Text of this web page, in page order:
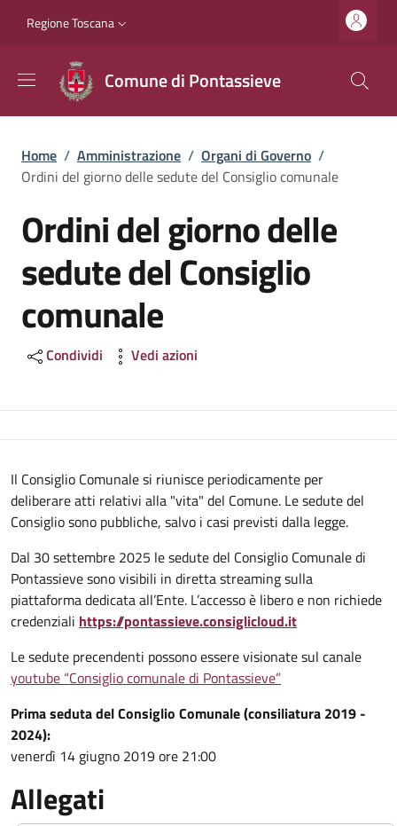
Slim top
Regione Toscana
Comune di Pontassieve
Briciole di pane
Home / Amministrazione / Organi di Governo /
Ordini del giorno delle sedute del Consiglio comunale
Ordini del giorno delle
sedute del Consiglio
comunale
Condividi Vedi azioni
Il Consiglio Comunale si riunisce periodicamente per
deliberare atti relativi alla "vita" del Comune. Le sedute del
Consiglio sono pubbliche, salvo i casi previsti dalla legge.
Dal 30 settembre 2025 le sedute del Consiglio Comunale di
Pontassieve sono visibili in diretta streaming sulla
piattaforma dedicata all’Ente. L’accesso è libero e non richiede
credenziali https://pontassieve.consiglicloud.it
Le sedute precendenti possono essere visionate sul canale
youtube “Consiglio comunale di Pontassieve”
Prima seduta del Consiglio Comunale (consiliatura 2019 -
2024):
venerdì 14 giugno 2019 ore 21:00
Allegati